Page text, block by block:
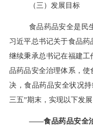
（三）发展目标
食品药品安全是民
习近平总书记关于食品药
继续秉承总书记在福建
品药品安全治理体系，
决，食品药品安全状况
三五”期末，实现以下发展
——食品药品安全